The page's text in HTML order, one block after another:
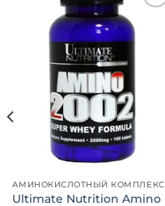
Добавить
в список
желаний
АМИНОКИСЛОТНЫЙ КОМПЛЕКС
Ultimate Nutrition Amino